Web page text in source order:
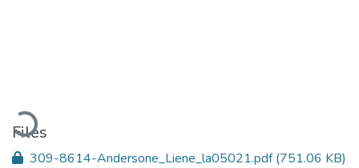
Loading...
Files
309-8614-Andersone_Liene_la05021.pdf(751.06 KB)